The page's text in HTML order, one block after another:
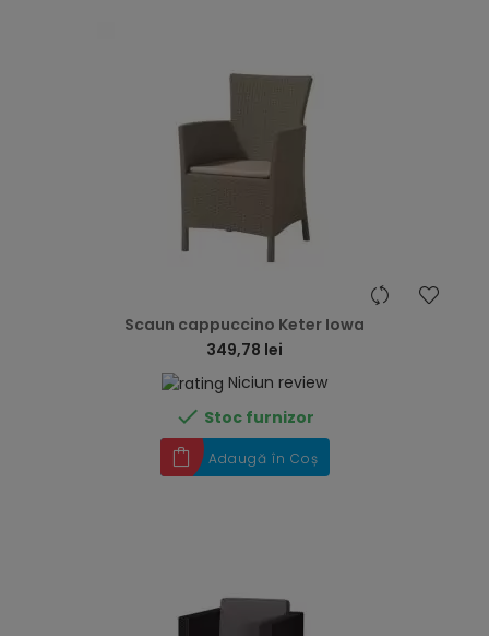
Scaun cappuccino Keter Iowa
349,78 lei
Niciun review
 Stoc furnizor
Adaugă în Coș